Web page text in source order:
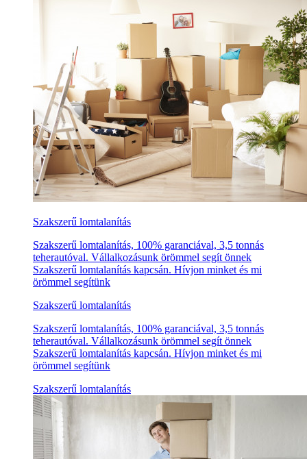
Szakszerű lomtalanítás
Szakszerű lomtalanítás, 100% garanciával, 3,5 tonnás
teherautóval. Vállalkozásunk örömmel segít önnek
Szakszerű lomtalanítás kapcsán. Hívjon minket és mi
örömmel segítünk
Szakszerű lomtalanítás
Szakszerű lomtalanítás, 100% garanciával, 3,5 tonnás
teherautóval. Vállalkozásunk örömmel segít önnek
Szakszerű lomtalanítás kapcsán. Hívjon minket és mi
örömmel segítünk
Szakszerű lomtalanítás